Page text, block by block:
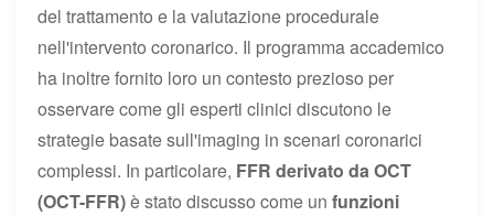
del trattamento e la valutazione procedurale
nell'intervento coronarico. Il programma accademico
ha inoltre fornito loro un contesto prezioso per
osservare come gli esperti clinici discutono le
strategie basate sull'imaging in scenari coronarici
complessi. In particolare, FFR derivato da OCT
(OCT-FFR)è stato discusso come unfunzioni